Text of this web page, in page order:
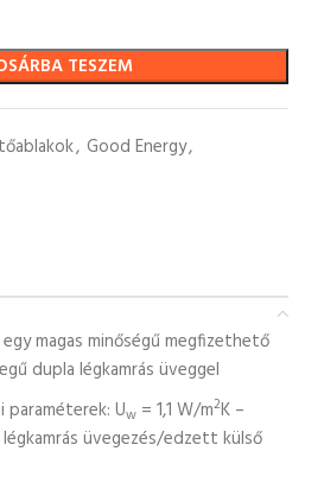
TESZEM
, Good Energy,
magas minőségű megfizethető
dupla légkamrás üveggel
paraméterek: Uw = 1,1 W/m2K –
üvegezés/edzett külső